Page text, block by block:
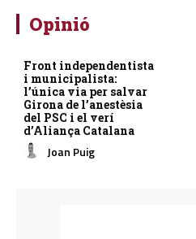
Opinió
Front independentista
i municipalista:
l’única via per salvar
Girona de l’anestèsia
del PSC i el verí
d’Aliança Catalana
Joan Puig